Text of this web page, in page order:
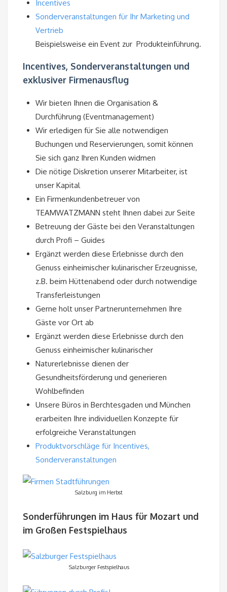
Incentives
Sonderveranstaltungen für Ihr Marketing und
Vertrieb
Beispielsweise ein Event zur Produkteinführung.
Incentives, Sonderveranstaltungen und
exklusiver Firmenausflug
Wir bieten Ihnen die Organisation &
Durchführung (Eventmanagement)
Wir erledigen für Sie alle notwendigen
Buchungen und Reservierungen, somit können
Sie sich ganz Ihren Kunden widmen
Die nötige Diskretion unserer Mitarbeiter, ist
unser Kapital
Ein Firmenkundenbetreuer von
TEAMWATZMANN steht Ihnen dabei zur Seite
Betreuung der Gäste bei den Veranstaltungen
durch Profi – Guides
Ergänzt werden diese Erlebnisse durch den
Genuss einheimischer kulinarischer Erzeugnisse,
z.B. beim Hüttenabend oder durch notwendige
Transferleistungen
Gerne holt unser Partnerunternehmen Ihre
Gäste vor Ort ab
Ergänzt werden diese Erlebnisse durch den
Genuss einheimischer kulinarischer
Naturerlebnisse dienen der
Gesundheitsförderung und generieren
Wohlbefinden
Unsere Büros in Berchtesgaden und München
erarbeiten Ihre individuellen Konzepte für
erfolgreiche Veranstaltungen
Produktvorschläge für Incentives,
Sonderveranstaltungen
Salzburg im Herbst
Sonderführungen im Haus für Mozart und
im Großen Festspielhaus
Salzburger Festspielhaus